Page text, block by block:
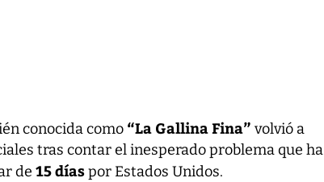
conocida como “La Gallina Fina” volvió a
tras contar el inesperado problema que ha
de 15 díaspor Estados Unidos.